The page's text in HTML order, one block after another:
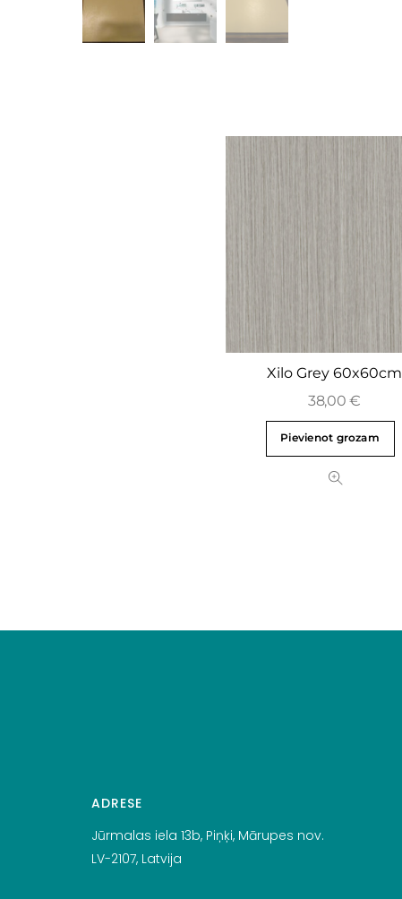
Xilo Grey 60x60cm
38,00 €
Pievienot grozam
ADRESE
Jūrmalas iela 13b, Piņķi, Mārupes nov.
LV-2107, Latvija